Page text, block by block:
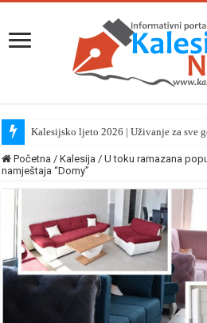
Kalesijsko ljeto 2026 | Uživanje za sve
Hafiz Ammar Bašić večeras na tribini u
Početna / Kalesija / U toku ramazana
namještaja “Domy”